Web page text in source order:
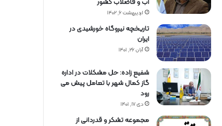
اردیبهشت ۶, ۱۴۰۲
تاریخچه نیروگاه خورشیدی در
ایران
آبان ۲۶, ۱۴۰۱
شفیع زاده: حل مشکلات در اداره
گاز کمال شهر با تعامل پیش می
رود
دی ۱۷, ۱۴۰۱
مجموعه تشکر و قدردانی از